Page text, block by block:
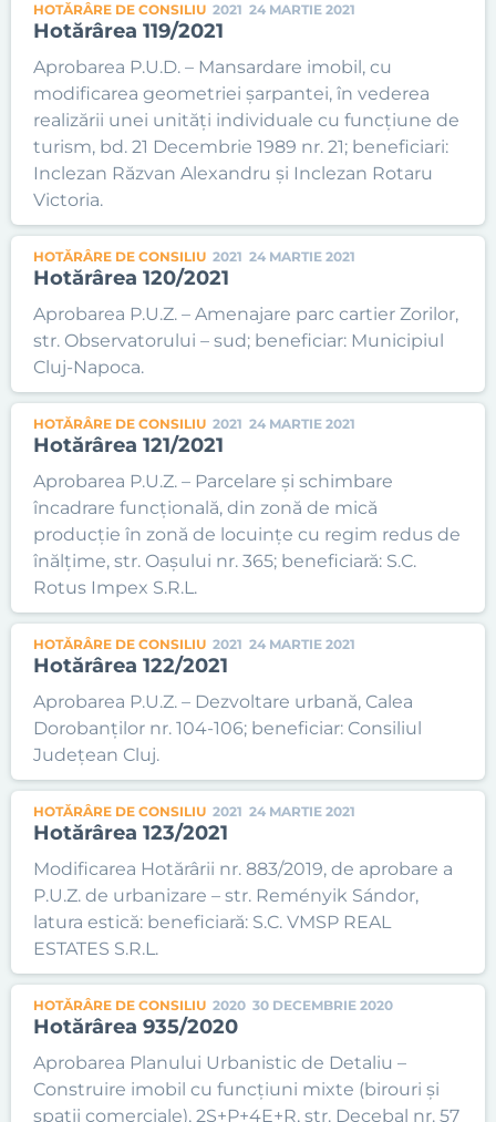
HOTĂRÂRE DE CONSILIU 2021 24 MARTIE 2021
Hotărârea 119/2021
Aprobarea P.U.D. – Mansardare imobil, cu
modificarea geometriei șarpantei, în vederea
realizării unei unități individuale cu funcțiune de
turism, bd. 21 Decembrie 1989 nr. 21; beneficiari:
Inclezan Răzvan Alexandru și Inclezan Rotaru
Victoria.
HOTĂRÂRE DE CONSILIU 2021 24 MARTIE 2021
Hotărârea 120/2021
Aprobarea P.U.Z. – Amenajare parc cartier Zorilor,
str. Observatorului – sud; beneficiar: Municipiul
Cluj-Napoca.
HOTĂRÂRE DE CONSILIU 2021 24 MARTIE 2021
Hotărârea 121/2021
Aprobarea P.U.Z. – Parcelare și schimbare
încadrare funcțională, din zonă de mică
producție în zonă de locuințe cu regim redus de
înălțime, str. Oașului nr. 365; beneficiară: S.C.
Rotus Impex S.R.L.
HOTĂRÂRE DE CONSILIU 2021 24 MARTIE 2021
Hotărârea 122/2021
Aprobarea P.U.Z. – Dezvoltare urbană, Calea
Dorobanților nr. 104-106; beneficiar: Consiliul
Județean Cluj.
HOTĂRÂRE DE CONSILIU 2021 24 MARTIE 2021
Hotărârea 123/2021
Modificarea Hotărârii nr. 883/2019, de aprobare a
P.U.Z. de urbanizare – str. Reményik Sándor,
latura estică: beneficiară: S.C. VMSP REAL
ESTATES S.R.L.
HOTĂRÂRE DE CONSILIU 2020 30 DECEMBRIE 2020
Hotărârea 935/2020
Aprobarea Planului Urbanistic de Detaliu –
Construire imobil cu funcțiuni mixte (birouri și
spații comerciale), 2S+P+4E+R, str. Decebal nr. 57